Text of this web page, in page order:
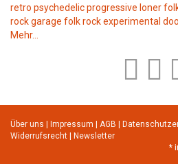
retro psychedelicprogressive loner
rockgarage folk rockexperimental
Mehr...
Über uns Impressum AGB
Widerrufsrecht
Newsletter
*